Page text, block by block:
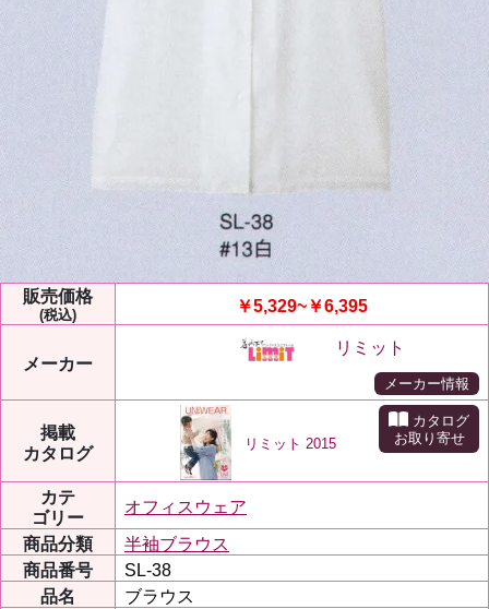
販売価格
(税込) ￥5,329~￥6,395
メーカー
リミット
メーカー情報
掲載
カタログ
リミット 2015
カタログ
お取り寄せ
カテ
ゴリー
オフィスウェア
商品分類
半袖ブラウス
商品番号
SL-38
品名
ブラウス